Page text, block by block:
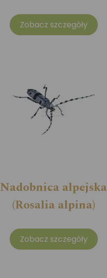
Zobacz szczegóły
Nadobnica alpejska
(Rosalia alpina)
Zobacz szczegóły